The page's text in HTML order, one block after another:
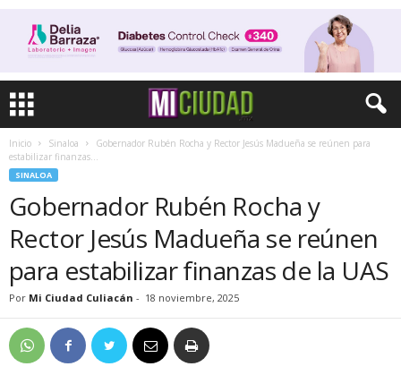
Inicio Sinaloa
Gobernador Rubén Rocha y Rector Jesús Madueña se reúnen para
estabilizar finanzas...
SINALOA
Gobernador Rubén Rocha y
Rector Jesús Madueña se reúnen
para estabilizar finanzas de la UAS
Por Mi Ciudad Culiacán - 18 noviembre, 2025